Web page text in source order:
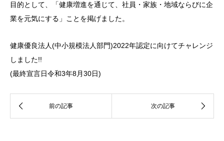
目的として、「健康増進を通じて、社員・家族・地域ならびに企
業を元気にする」ことを掲げました。
健康優良法人(中小規模法人部門)2022年認定に向けてチャレンジ
しました!!
(最終宣言日令和3年8月30日)